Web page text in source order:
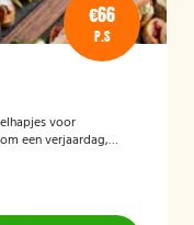
€66
P.S
voor
een verjaardag,